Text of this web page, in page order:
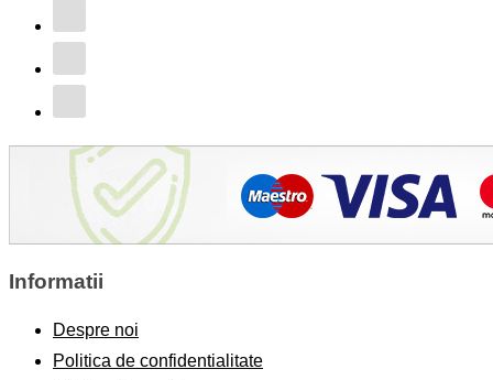
Informatii
Despre noi
Politica de confidentialitate